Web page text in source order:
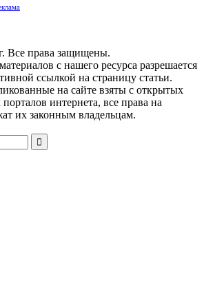
Все права защищены.
с нашего ресурса разрешается
ссылкой на страницу статьи.
на сайте взяты с открытых
интернета, все права на
их законным владельцам.